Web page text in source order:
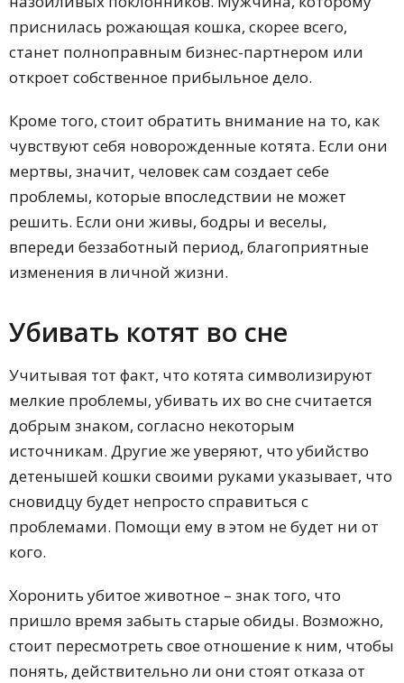
приснилась рожающая кошка, скорее всего,
станет полноправным бизнес-партнером или
откроет собственное прибыльное дело.
Кроме того, стоит обратить внимание на то, как
чувствуют себя новорожденные котята. Если они
мертвы, значит, человек сам создает себе
проблемы, которые впоследствии не может
решить. Если они живы, бодры и веселы,
впереди беззаботный период, благоприятные
изменения в личной жизни.
Убивать котят во сне
Учитывая тот факт, что котята символизируют
мелкие проблемы, убивать их во сне считается
добрым знаком, согласно некоторым
источникам. Другие же уверяют, что убийство
детенышей кошки своими руками указывает, что
сновидцу будет непросто справиться с
проблемами. Помощи ему в этом не будет ни от
кого.
Хоронить убитое животное – знак того, что
пришло время забыть старые обиды. Возможно,
стоит пересмотреть свое отношение к ним, чтобы
понять, действительно ли они стоят отказа от